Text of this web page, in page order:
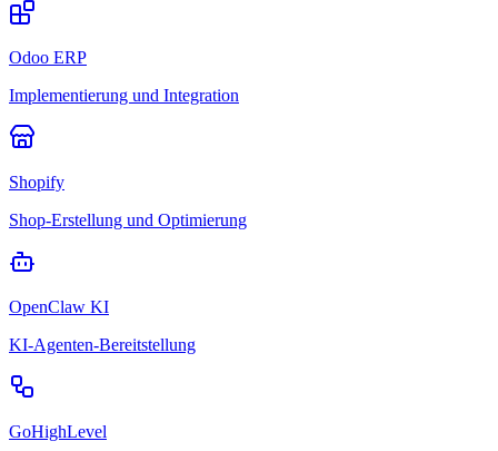
Odoo ERP
Implementierung und Integration
Shopify
Shop-Erstellung und Optimierung
OpenClaw KI
KI-Agenten-Bereitstellung
GoHighLevel